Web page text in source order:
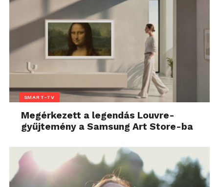
SMART-TV
Megérkezett a legendás Louvre-
gyűjtemény a Samsung Art Store-ba